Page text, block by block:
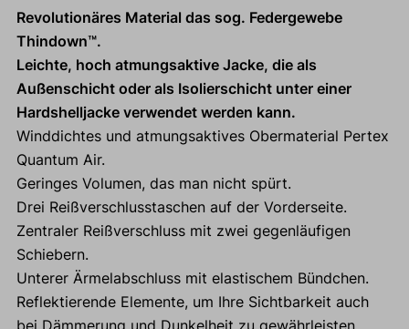
Revolutionäres Material das sog. Federgewebe
Thindown™.
Leichte, hoch atmungsaktive Jacke, die als
Außenschicht oder als Isolierschicht unter einer
Hardshelljacke verwendet werden kann.
Winddichtes und atmungsaktives Obermaterial Pertex
Quantum Air.
Geringes Volumen, das man nicht spürt.
Drei Reißverschlusstaschen auf der Vorderseite.
Zentraler Reißverschluss mit zwei gegenläufigen
Schiebern.
Unterer Ärmelabschluss mit elastischem Bündchen.
Reflektierende Elemente, um Ihre Sichtbarkeit auch